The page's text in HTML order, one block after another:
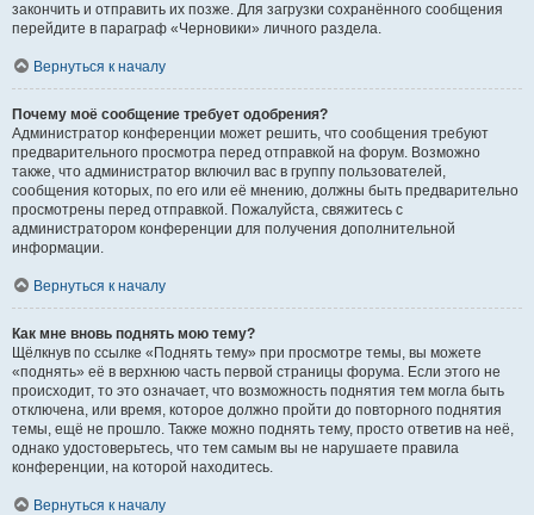
закончить и отправить их позже. Для загрузки сохранённого сообщения
перейдите в параграф «Черновики» личного раздела.
Вернуться к началу
Почему моё сообщение требует одобрения?
Администратор конференции может решить, что сообщения требуют
предварительного просмотра перед отправкой на форум. Возможно
также, что администратор включил вас в группу пользователей,
сообщения которых, по его или её мнению, должны быть предварительно
просмотрены перед отправкой. Пожалуйста, свяжитесь с
администратором конференции для получения дополнительной
информации.
Вернуться к началу
Как мне вновь поднять мою тему?
Щёлкнув по ссылке «Поднять тему» при просмотре темы, вы можете
«поднять» её в верхнюю часть первой страницы форума. Если этого не
происходит, то это означает, что возможность поднятия тем могла быть
отключена, или время, которое должно пройти до повторного поднятия
темы, ещё не прошло. Также можно поднять тему, просто ответив на неё,
однако удостоверьтесь, что тем самым вы не нарушаете правила
конференции, на которой находитесь.
Вернуться к началу